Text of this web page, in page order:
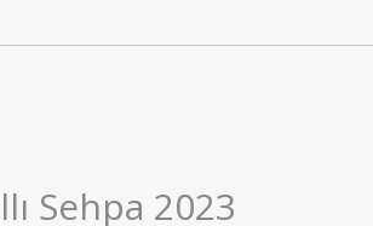
Sehpa 2023